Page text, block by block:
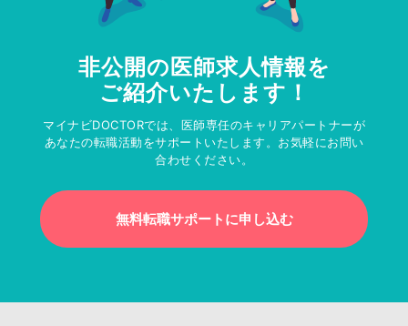
非公開の医師求人情報を
ご紹介いたします！
マイナビDOCTORでは、医師専任のキャリアパートナーが
あなたの転職活動をサポートいたします。お気軽にお問い
合わせください。
無料転職サポートに申し込む